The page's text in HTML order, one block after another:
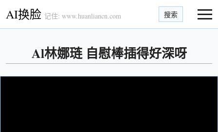
AI换脸 记住: www.huanliancn.com 搜索
Al林娜琏 自慰棒插得好深呀